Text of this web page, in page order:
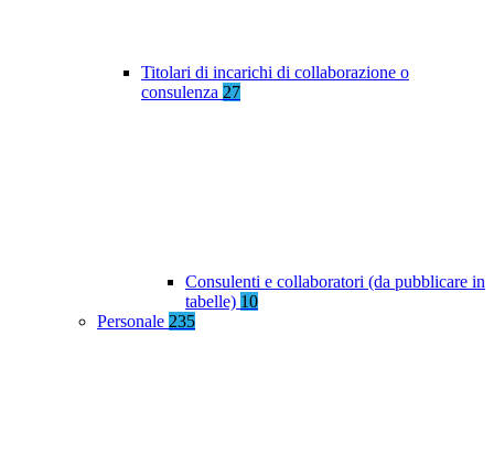
Titolari di incarichi di collaborazione o
consulenza 27
Consulenti e collaboratori (da pubblicare in
tabelle) 10
Personale 235